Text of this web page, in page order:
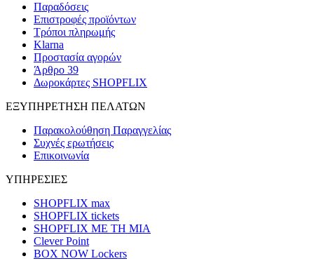
Παραδόσεις
Επιστροφές προϊόντων
Τρόποι πληρωμής
Klarna
Προστασία αγορών
Άρθρο 39
Δωροκάρτες SHOPFLIX
ΕΞΥΠΗΡΕΤΗΣΗ ΠΕΛΑΤΩΝ
Παρακολούθηση Παραγγελίας
Συχνές ερωτήσεις
Επικοινωνία
ΥΠΗΡΕΣΙΕΣ
SHOPFLIX max
SHOPFLIX tickets
SHOPFLIX ΜΕ ΤΗ ΜΙΑ
Clever Point
BOX NOW Lockers